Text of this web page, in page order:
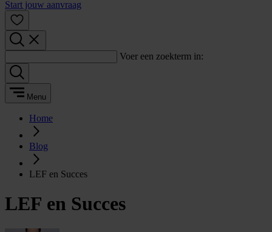
Start jouw aanvraag
Voer een zoekterm in:
Menu
Home
Blog
LEF en Succes
LEF en Succes